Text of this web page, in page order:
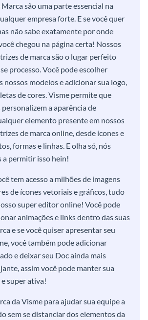
são uma parte essencial na
empresa forte. E se você quer
não sabe exatamente por onde
chegou na página certa! Nossos
de marca são o lugar perfeito
processo. Você pode escolher
nossos modelos e adicionar sua logo,
de cores. Visme permite que
a aparência de
elemento presente em nossos
de marca online, desde ícones e
formas e linhas. E olha só, nós
a permitir isso hein!
tem acesso a milhões de imagens
de ícones vetoriais e gráficos, tudo
super editor online! Você pode
animações e links dentro das suas
e se você quiser apresentar seu
você também pode adicionar
e deixar seu Doc ainda mais
assim você pode manter sua
super ativa!
da Visme para ajudar sua equipe a
sem se distanciar dos elementos da